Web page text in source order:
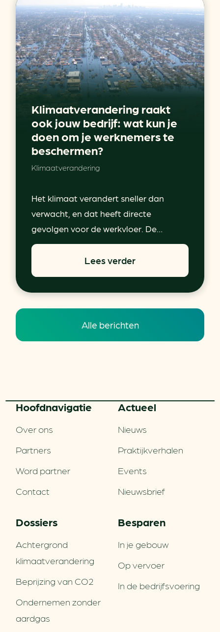
Klimaatverandering raakt
ook jouw bedrijf: wat kun je
doen om je werknemers te
beschermen?
Klimaatverandering
Het klimaat verandert sneller dan
verwacht, en dat heeft directe
gevolgen voor de werkvloer. De…
Lees verder
Alle berichten
Hoofd­navigatie
Over ons
Partners
Word partner
Contact
Actueel
Nieuws
Praktijkverhalen
Events
Nieuwsbrief
Dossiers
Achtergrond
klimaatverandering
Beprijzing van CO2
Ondernemen zonder
aardgas
Besparen
In je gebouw
Op vervoer
In de bedrijfsvoering